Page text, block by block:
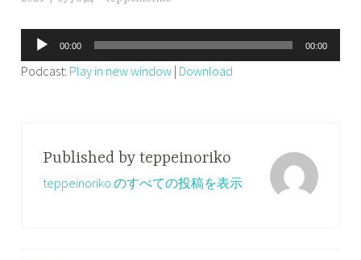
声
プ
00:00 00:00
Podcast: Play in new window | Download
Published by teppeinoriko
teppeinoriko のすべての投稿を表示